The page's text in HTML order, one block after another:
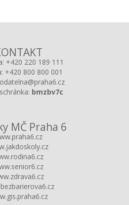
+420 220 189 111
+420 800 800 001
bmzbv7c
MČ Praha 6